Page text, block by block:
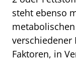
steht ebenso
verschiedener
Faktoren, in